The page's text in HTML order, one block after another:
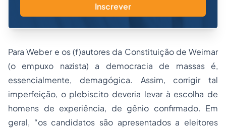
Inscrever
Para Weber e os (f)autores da Constituição de Weimar
(o empuxo nazista) a democracia de massas é,
essencialmente, demagógica. Assim, corrigir tal
imperfeição, o plebiscito deveria levar à escolha de
homens de experiência, de gênio confirmado. Em
geral, “os candidatos são apresentados a eleitores